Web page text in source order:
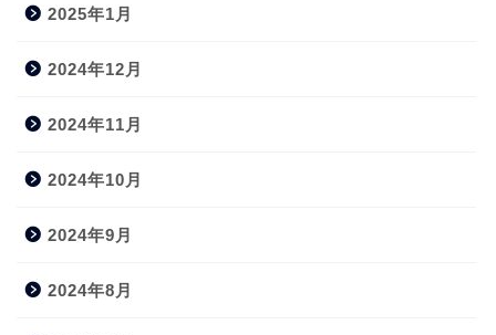
2025年1月
2024年12月
2024年11月
2024年10月
2024年9月
2024年8月